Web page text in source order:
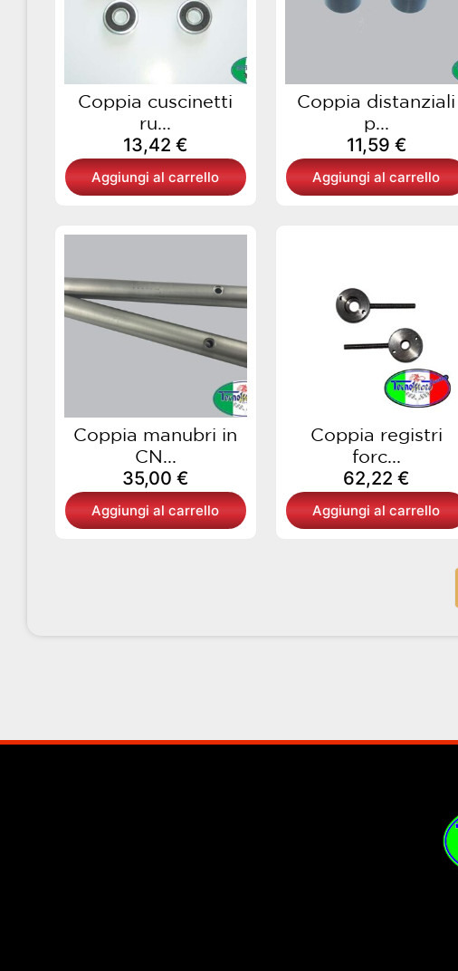
Coppia cuscinetti
ru...
13,42 €
Aggiungi al carrello
Coppia distanziali
p...
11,59 €
Aggiungi al carrello
Coppia manubri in
CN...
35,00 €
Aggiungi al carrello
Coppia registri
forc...
62,22 €
Aggiungi al carrello